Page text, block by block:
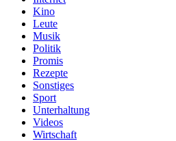
Kino
Leute
Musik
Politik
Promis
Rezepte
Sonstiges
Sport
Unterhaltung
Videos
Wirtschaft